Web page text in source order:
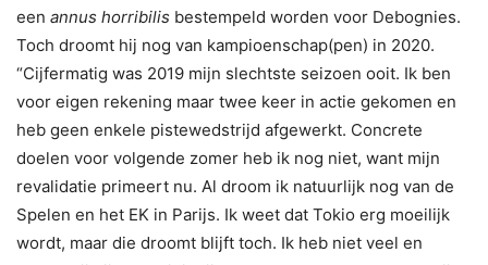
een annus horribilis bestempeld worden voor Debognies.
Toch droomt hij nog van kampioenschap(pen) in 2020.
“Cijfermatig was 2019 mijn slechtste seizoen ooit. Ik ben
voor eigen rekening maar twee keer in actie gekomen en
heb geen enkele pistewedstrijd afgewerkt. Concrete
doelen voor volgende zomer heb ik nog niet, want mijn
revalidatie primeert nu. Al droom ik natuurlijk nog van de
Spelen en het EK in Parijs. Ik weet dat Tokio erg moeilijk
wordt, maar die droomt blijft toch. Ik heb niet veel en